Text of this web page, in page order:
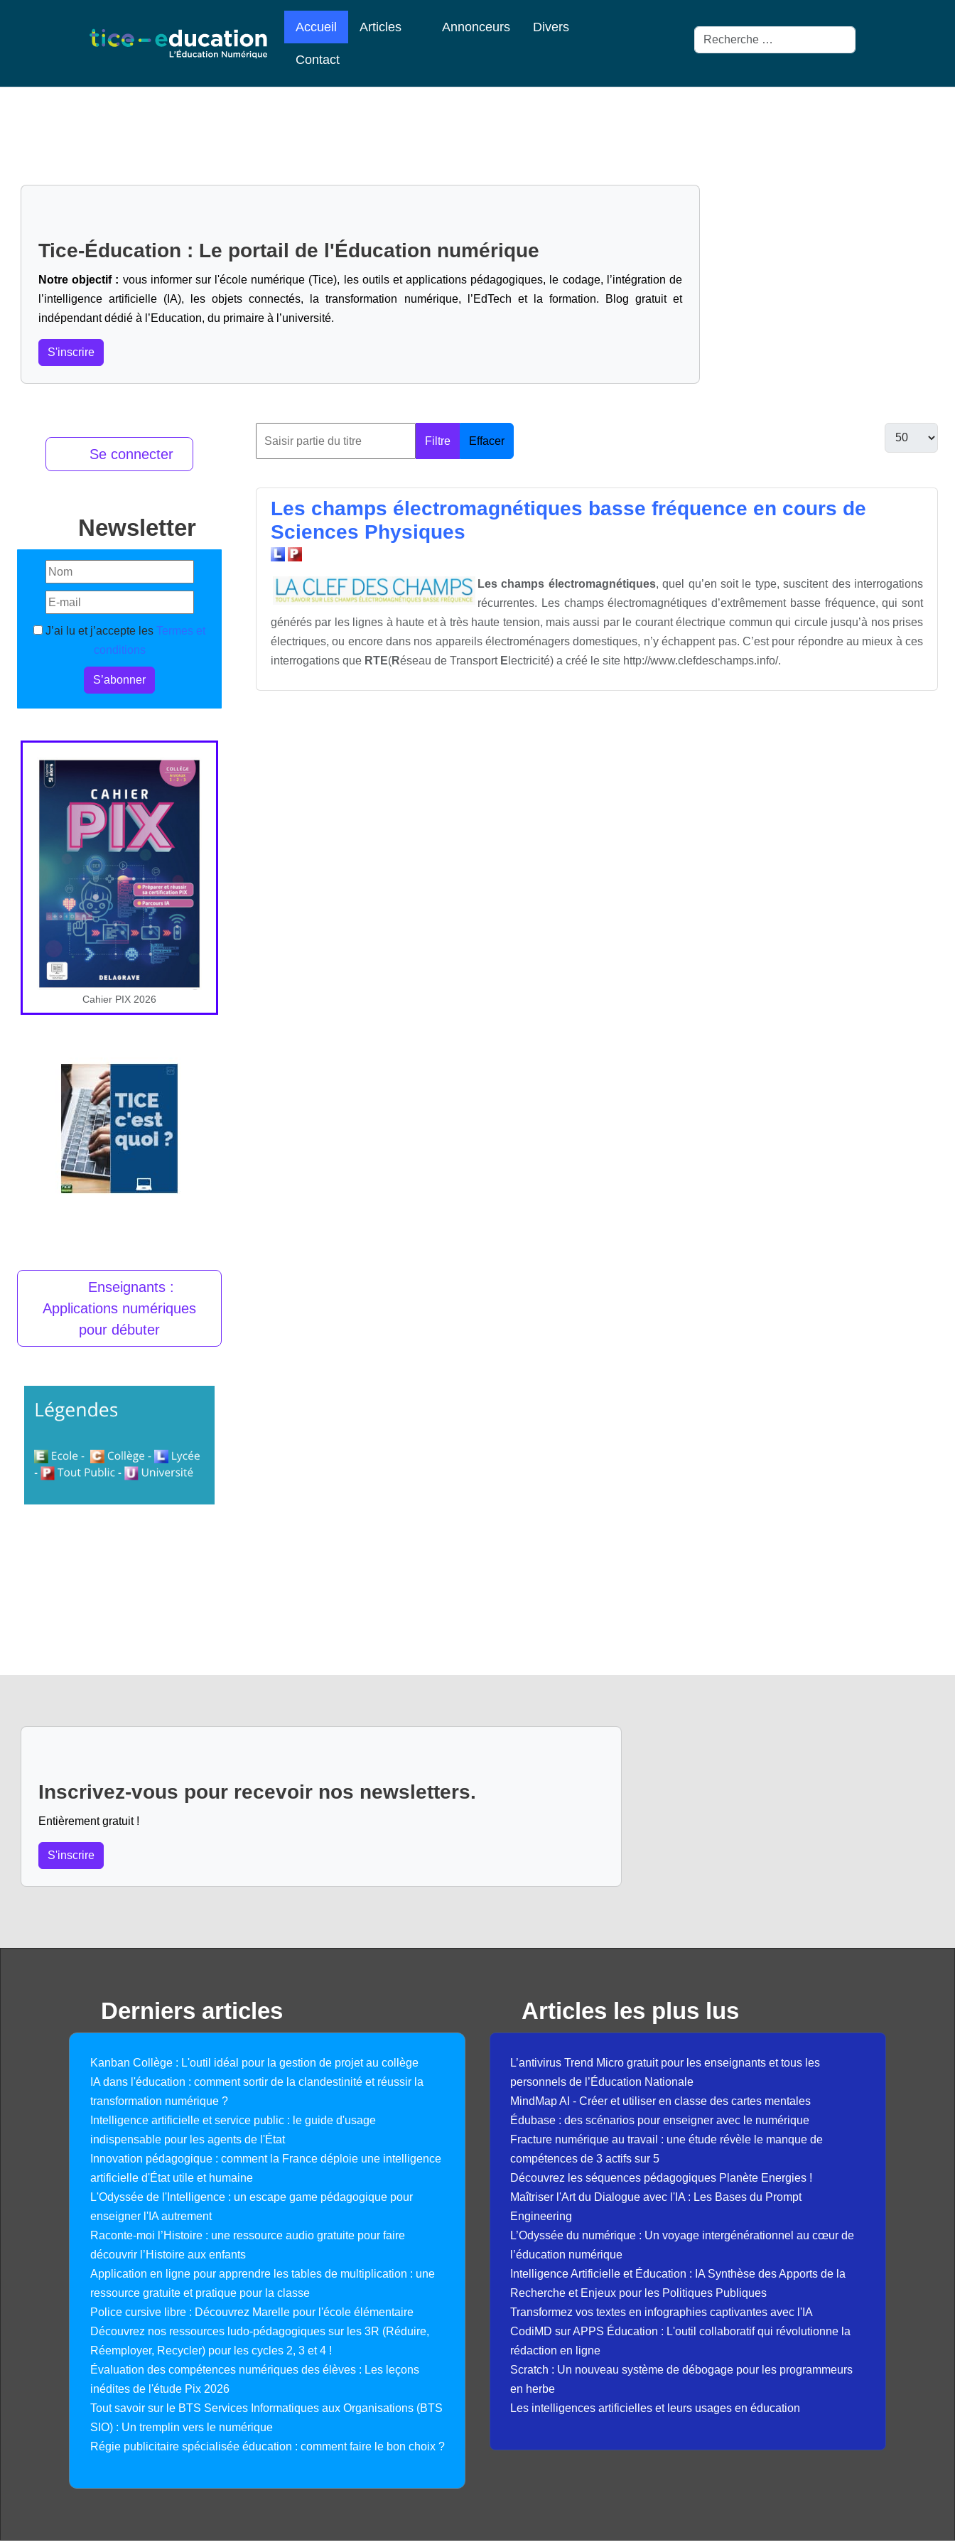
Accueil Articles Annonceurs Divers
Contact
Rechercher
Tice-Éducation : Le portail de l'Éducation numérique
Notre objectif : vous informer sur l'école numérique (Tice), les outils et applications pédagogiques, le codage,
l’intégration de
l’intelligence artificielle (IA), les objets connectés, la transformation numérique, l’EdTech et la formation. Blog gratuit et
indépendant dédié à l’Education, du primaire à l’université.
S'inscrire
Se connecter
Newsletter
J’ai lu et j’accepte les Termes et
conditions
S’abonner
Cahier PIX 2026
Enseignants :
Applications numériques
pour débuter
Filtre Effacer
Les champs électromagnétiques basse fréquence en cours de
Sciences Physiques
Les champs électromagnétiques, quel qu’en soit le type, suscitent des interrogations
récurrentes. Les champs électromagnétiques d’extrêmement basse fréquence, qui sont
générés par les lignes à haute et à très haute tension, mais aussi par le courant électrique commun qui circule jusqu’à nos prises
électriques, ou encore dans nos appareils électroménagers domestiques, n’y échappent pas. C’est pour répondre au mieux à ces
interrogations que RTE(Réseau de Transport E lectricité) a créé le site http://www.clefdeschamps.info/.
Inscrivez-vous pour recevoir nos newsletters.
Entièrement gratuit !
S'inscrire
Derniers articles
Kanban Collège : L'outil idéal pour la gestion de projet au collège
IA dans l'éducation : comment sortir de la clandestinité et réussir la
transformation numérique ?
Intelligence artificielle et service public : le guide d'usage
indispensable pour les agents de l'État
Innovation pédagogique : comment la France déploie une intelligence
artificielle d'État utile et humaine
L'Odyssée de l'Intelligence : un escape game pédagogique pour
enseigner l'IA autrement
Raconte-moi l’Histoire : une ressource audio gratuite pour faire
découvrir l’Histoire aux enfants
Application en ligne pour apprendre les tables de multiplication : une
ressource gratuite et pratique pour la classe
Police cursive libre : Découvrez Marelle pour l'école élémentaire
Découvrez nos ressources ludo-pédagogiques sur les 3R (Réduire,
Réemployer, Recycler) pour les cycles 2, 3 et 4 !
Évaluation des compétences numériques des élèves : Les leçons
inédites de l'étude Pix 2026
Tout savoir sur le BTS Services Informatiques aux Organisations (BTS
SIO) : Un tremplin vers le numérique
Régie publicitaire spécialisée éducation : comment faire le bon choix ?
Articles les plus lus
L’antivirus Trend Micro gratuit pour les enseignants et tous les
personnels de l’Éducation Nationale
MindMap AI - Créer et utiliser en classe des cartes mentales
Édubase : des scénarios pour enseigner avec le numérique
Fracture numérique au travail : une étude révèle le manque de
compétences de 3 actifs sur 5
Découvrez les séquences pédagogiques Planète Energies !
Maîtriser l'Art du Dialogue avec l'IA : Les Bases du Prompt
Engineering
L’Odyssée du numérique : Un voyage intergénérationnel au cœur de
l’éducation numérique
Intelligence Artificielle et Éducation : IA Synthèse des Apports de la
Recherche et Enjeux pour les Politiques Publiques
Transformez vos textes en infographies captivantes avec l'IA
CodiMD sur APPS Éducation : L'outil collaboratif qui révolutionne la
rédaction en ligne
Scratch : Un nouveau système de débogage pour les programmeurs
en herbe
Les intelligences artificielles et leurs usages en éducation